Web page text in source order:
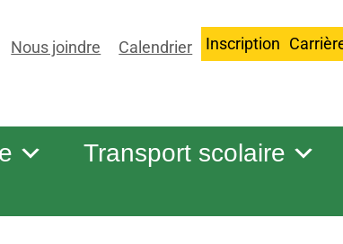
Nous joindre Calendrier Inscription
Transport scolaire